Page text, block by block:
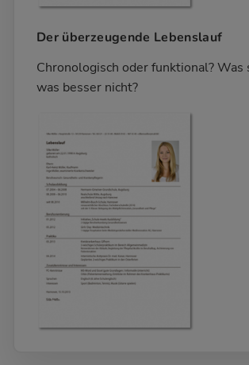
Der überzeugende Lebenslauf
Chronologisch oder funktional?
was besser nicht?